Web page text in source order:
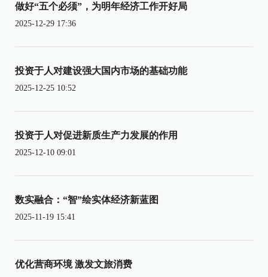
做好“五个必须”，为明年经济工作开好局
2025-12-29 17:36
投资于人对建设强大国内市场的基础功能
2025-12-25 10:52
投资于人对促进新质生产力发展的作用
2025-12-10 09:01
数实融合：“智”绘实体经济新蓝图
2025-11-19 15:41
优化营商环境 激发文旅消费